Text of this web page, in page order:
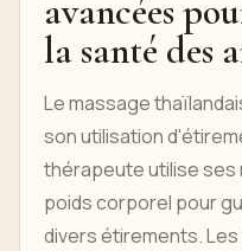
avancées
la santé des
Le massage
son utilisation
thérapeute utilise ses
poids corporel pour
divers étirements.